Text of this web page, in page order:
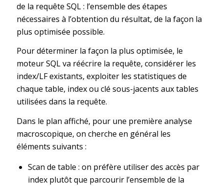
de la requête SQL : l’ensemble des étapes
nécessaires à l’obtention du résultat, de la façon la
plus optimisée possible.
Pour déterminer la façon la plus optimisée, le
moteur SQL va réécrire la requête, considérer les
index/LF existants, exploiter les statistiques de
chaque table, index ou clé sous-jacents aux tables
utilisées dans la requête.
Dans le plan affiché, pour une première analyse
macroscopique, on cherche en général les
éléments suivants :
Scan de table : on préfère utiliser des accès par
index plutôt que parcourir l’ensemble de la